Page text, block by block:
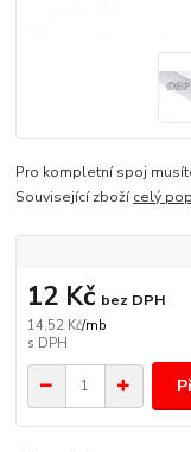
Pro kompletní spoj
Související zbožícelý
14,52 Kč/mb
12 Kč bez DPH